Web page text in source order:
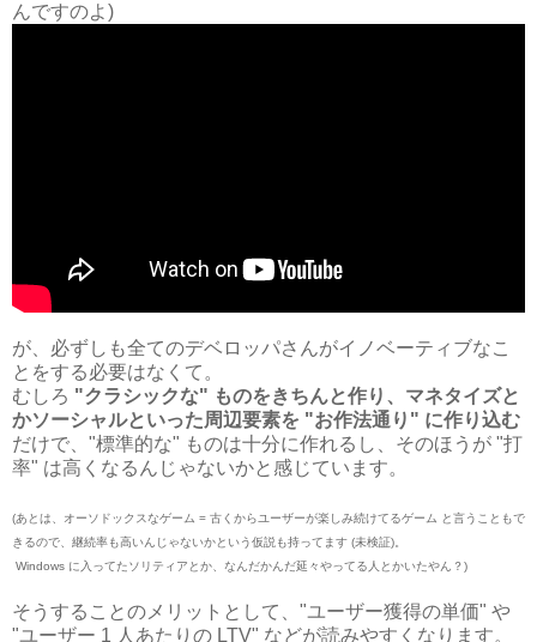
んですのよ)
が、必ずしも全てのデベロッパさんがイノベーティブなこ
とをする必要はなくて。
むしろ "クラシックな" ものをきちんと作り、マネタイズと
かソーシャルといった周辺要素を "お作法通り" に作り込む
だけで、"標準的な" ものは十分に作れるし、そのほうが "打
率" は高くなるんじゃないかと感じています。
(あとは、オーソドックスなゲーム = 古くからユーザーが楽しみ続けてるゲーム と言うこともで
きるので、継続率も高いんじゃないかという仮説も持ってます (未検証)。
Windows に入ってたソリティアとか、なんだかんだ延々やってる人とかいたやん？)
そうすることのメリットとして、"ユーザー獲得の単価" や
"ユーザー 1 人あたりの LTV" などが読みやすくなります。